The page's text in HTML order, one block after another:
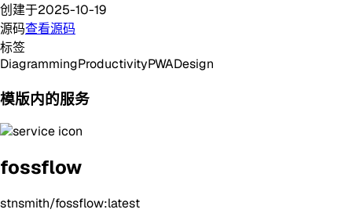
创建于2025-10-19
源码查看源码
标签
DiagrammingProductivityPWADesign
模版内的服务
fossflow
stnsmith/fossflow:latest